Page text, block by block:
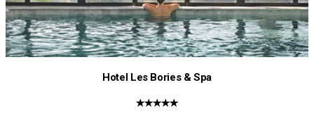
Hotel Les Bories & Spa
★★★★★